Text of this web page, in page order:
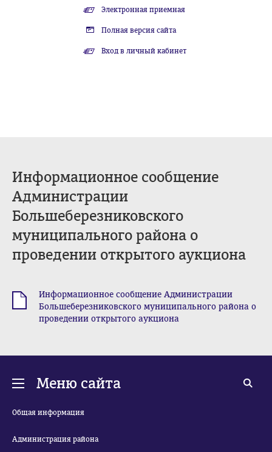
Электронная приемная
Полная версия сайта
Вход в личный кабинет
Информационное сообщение
Администрации
Большеберезниковского
муниципального района о
проведении открытого аукциона
Информационное сообщение Администрации
Большеберезниковского муниципального района о
проведении открытого аукциона
Меню сайта
Общая информация
Администрация района